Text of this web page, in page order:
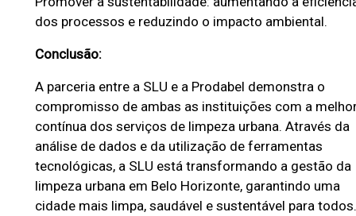
dos processos e reduzindo o impacto ambiental.
Conclusão:
A parceria entre a SLU e a Prodabel demonstra o
compromisso de ambas as instituições com a
contínua dos serviços de limpeza urbana. Através da
análise de dados e da utilização de ferramentas
tecnológicas, a SLU está transformando a gestão da
limpeza urbana em Belo Horizonte, garantindo uma
cidade mais limpa, saudável e sustentável para todos.